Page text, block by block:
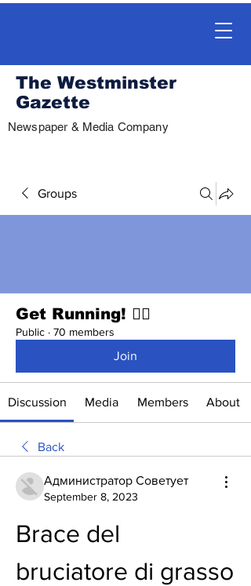
The Westminster
Gazette
Newspaper & Media Company
Groups
Get Running! 🏃‍♀️
Public · 70 members
Join
Discussion Media Members About
Back
Администратор Советует
September 8, 2023
Brace del
bruciatore di grasso